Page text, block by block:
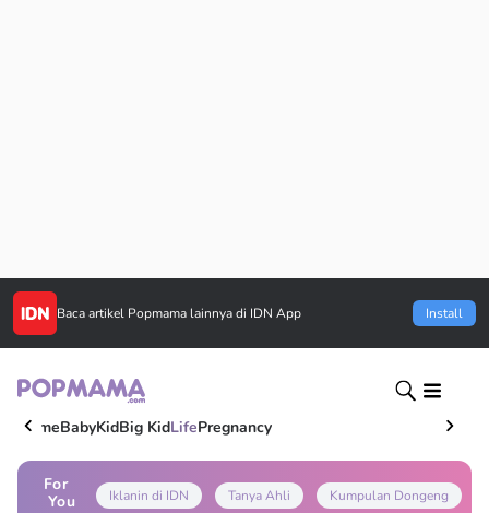
Baca artikel Popmama lainnya di IDN App Install
HomeBabyKidBig KidLifePregnancy
For
You
Iklanin di IDN Tanya Ahli Kumpulan Dongeng